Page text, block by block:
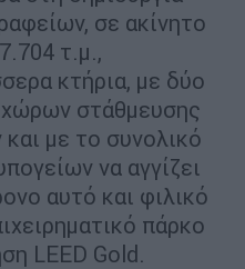
σε ακίνητο
τ.μ.,
κτήρια, με δύο
στάθμευσης
με το συνολικό
να αγγίζει
αυτό και φιλικό
πάρκο
LEED Gold.